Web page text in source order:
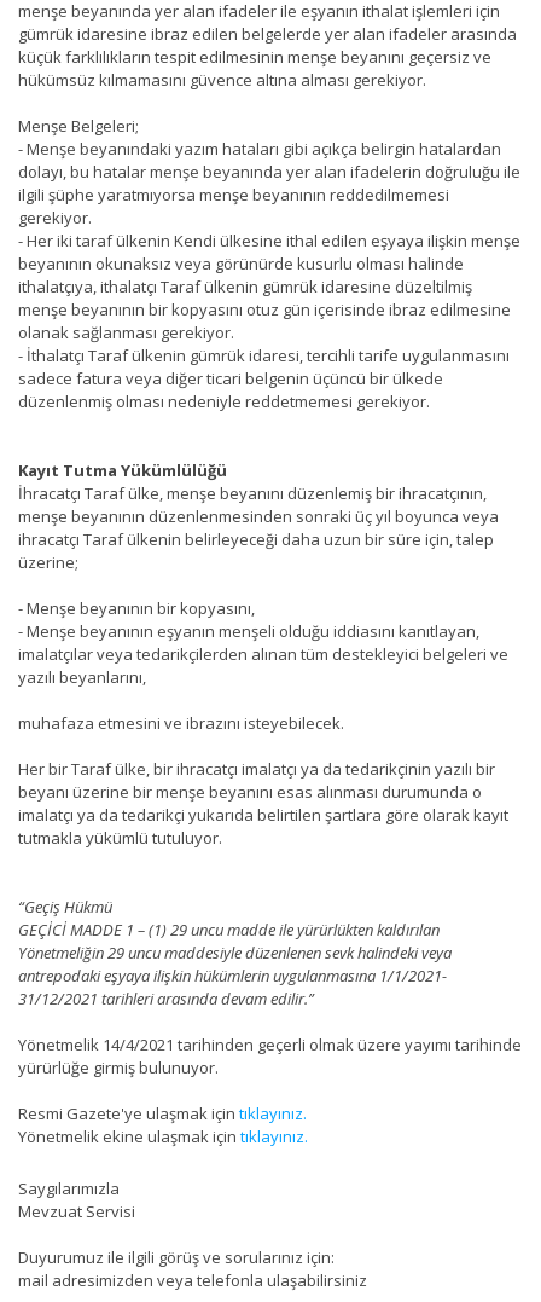
menşe beyanında yer alan ifadeler ile eşyanın ithalat işlemleri için
gümrük idaresine ibraz edilen belgelerde yer alan ifadeler arasında
küçük farklılıkların tespit edilmesinin menşe beyanını geçersiz ve
hükümsüz kılmamasını güvence altına alması gerekiyor.
Menşe Belgeleri;
- Menşe beyanındaki yazım hataları gibi açıkça belirgin hatalardan
dolayı, bu hatalar menşe beyanında yer alan ifadelerin doğruluğu ile
ilgili şüphe yaratmıyorsa menşe beyanının reddedilmemesi
gerekiyor.
- Her iki taraf ülkenin Kendi ülkesine ithal edilen eşyaya ilişkin menşe
beyanının okunaksız veya görünürde kusurlu olması halinde
ithalatçıya, ithalatçı Taraf ülkenin gümrük idaresine düzeltilmiş
menşe beyanının bir kopyasını otuz gün içerisinde ibraz edilmesine
olanak sağlanması gerekiyor.
- İthalatçı Taraf ülkenin gümrük idaresi, tercihli tarife uygulanmasını
sadece fatura veya diğer ticari belgenin üçüncü bir ülkede
düzenlenmiş olması nedeniyle reddetmemesi gerekiyor.
Kayıt Tutma Yükümlülüğü
İhracatçı Taraf ülke, menşe beyanını düzenlemiş bir ihracatçının,
menşe beyanının düzenlenmesinden sonraki üç yıl boyunca veya
ihracatçı Taraf ülkenin belirleyeceği daha uzun bir süre için, talep
üzerine;
- Menşe beyanının bir kopyasını,
- Menşe beyanının eşyanın menşeli olduğu iddiasını kanıtlayan,
imalatçılar veya tedarikçilerden alınan tüm destekleyici belgeleri ve
yazılı beyanlarını,
muhafaza etmesini ve ibrazını isteyebilecek.
Her bir Taraf ülke, bir ihracatçı imalatçı ya da tedarikçinin yazılı bir
beyanı üzerine bir menşe beyanını esas alınması durumunda o
imalatçı ya da tedarikçi yukarıda belirtilen şartlara göre olarak kayıt
tutmakla yükümlü tutuluyor.
“Geçiş Hükmü
GEÇİCİ MADDE 1 – (1) 29 uncu madde ile yürürlükten kaldırılan
Yönetmeliğin 29 uncu maddesiyle düzenlenen sevk halindeki veya
antrepodaki eşyaya ilişkin hükümlerin uygulanmasına 1/1/2021-
31/12/2021 tarihleri arasında devam edilir.”
Yönetmelik 14/4/2021 tarihinden geçerli olmak üzere yayımı tarihinde
yürürlüğe girmiş bulunuyor.
Resmi Gazete'ye ulaşmak için tıklayınız.
Yönetmelik ekine ulaşmak için tıklayınız.
Saygılarımızla
Mevzuat Servisi
Duyurumuz ile ilgili görüş ve sorularınız için:
mail adresimizden veya telefonla ulaşabilirsiniz